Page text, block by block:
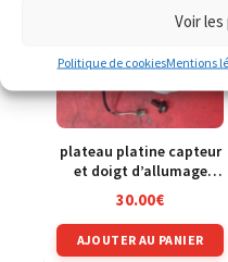
Voir
Politique de cookiesMentions
plateau platine capteur
et doigt d’allumage
Yamaha 1200 XJR 4pu
30.00€
AJOUTER AU PANIER